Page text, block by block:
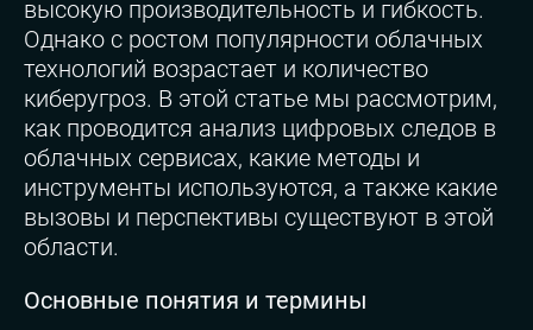
высокую производительность и гибкость.
Однако с ростом популярности облачных
технологий возрастает и количество
киберугроз. В этой статье мы рассмотрим,
как проводится анализ цифровых следов в
облачных сервисах, какие методы и
инструменты используются, а также какие
вызовы и перспективы существуют в этой
области.
Основные понятия и термины